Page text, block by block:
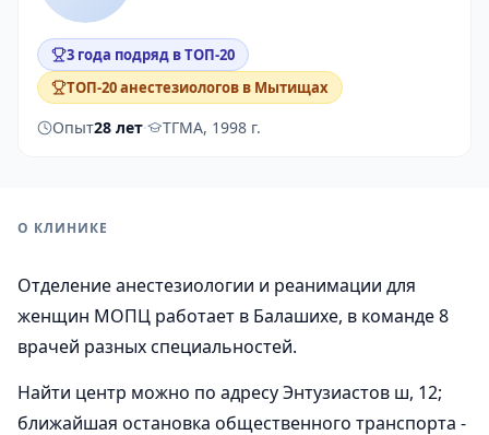
3 года подряд в ТОП-20
ТОП-20 анестезиологов в Мытищах
Опыт28 лет· ТГМА, 1998 г.
О КЛИНИКЕ
Отделение анестезиологии и реанимации для
женщин МОПЦ работает в Балашихе, в команде 8
врачей разных специальностей.
Найти центр можно по адресу Энтузиастов ш, 12;
ближайшая остановка общественного транспорта -